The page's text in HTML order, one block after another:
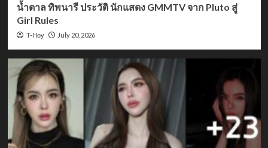
น้ำตาล ทิพนารี ประวัติ นักแสดง GMMTV จาก Pluto สู่
Girl Rules
T-Hoy July 20, 2026